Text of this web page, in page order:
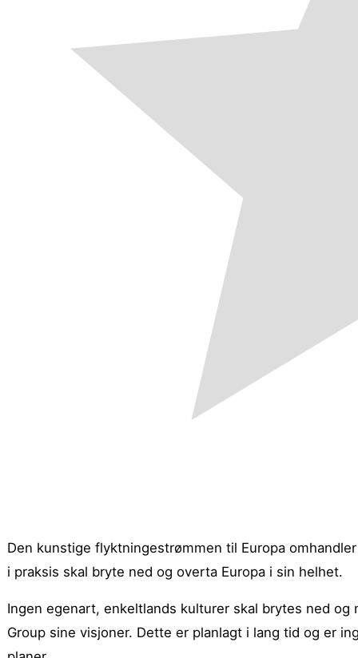
Den kunstige flyktningestrømmen til Europa
i praksis skal bryte ned og overta Europa i sin helhet.
Ingen egenart, enkeltlands kulturer skal brytes ned
Group sine visjoner. Dette er planlagt i lang tid og er